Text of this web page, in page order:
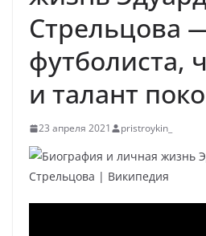
Стрельцова
футболиста,
и талант
23 апреля 2021 pristroykin_